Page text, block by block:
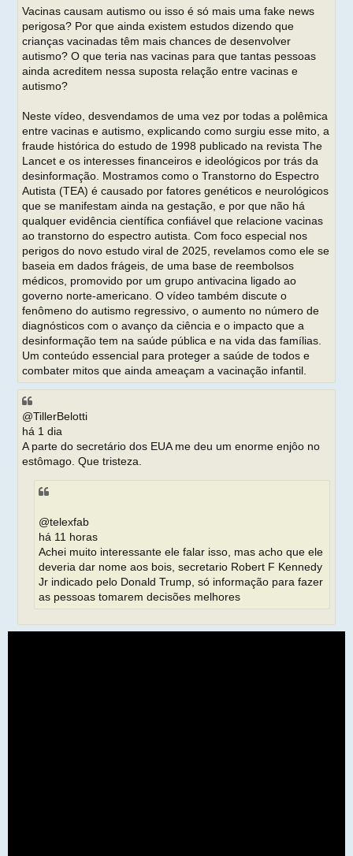
m
Vacinas causam autismo ou isso é só mais uma fake news
perigosa? Por que ainda existem estudos dizendo que
crianças vacinadas têm mais chances de desenvolver
autismo? O que teria nas vacinas para que tantas pessoas
ainda acreditem nessa suposta relação entre vacinas e
autismo?
Neste vídeo, desvendamos de uma vez por todas a polêmica
entre vacinas e autismo, explicando como surgiu esse mito, a
fraude histórica do estudo de 1998 publicado na revista The
Lancet e os interesses financeiros e ideológicos por trás da
desinformação. Mostramos como o Transtorno do Espectro
Autista (TEA) é causado por fatores genéticos e neurológicos
que se manifestam ainda na gestação, e por que não há
qualquer evidência científica confiável que relacione vacinas
ao transtorno do espectro autista. Com foco especial nos
perigos do novo estudo viral de 2025, revelamos como ele se
baseia em dados frágeis, de uma base de reembolsos
médicos, promovido por um grupo antivacina ligado ao
governo norte-americano. O vídeo também discute o
fenômeno do autismo regressivo, o aumento no número de
diagnósticos com o avanço da ciência e o impacto que a
desinformação tem na saúde pública e na vida das famílias.
Um conteúdo essencial para proteger a saúde de todos e
combater mitos que ainda ameaçam a vacinação infantil.
@TillerBelotti
há 1 dia
A parte do secretário dos EUA me deu um enorme enjôo no
estômago. Que tristeza.
@telexfab
há 11 horas
Achei muito interessante ele falar isso, mas acho que ele
deveria dar nome aos bois, secretario Robert F Kennedy
Jr indicado pelo Donald Trump, só informação para fazer
as pessoas tomarem decisões melhores